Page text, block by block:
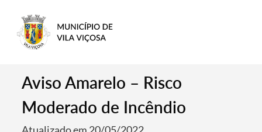
Aviso Amarelo – Risco
Moderado de Incêndio